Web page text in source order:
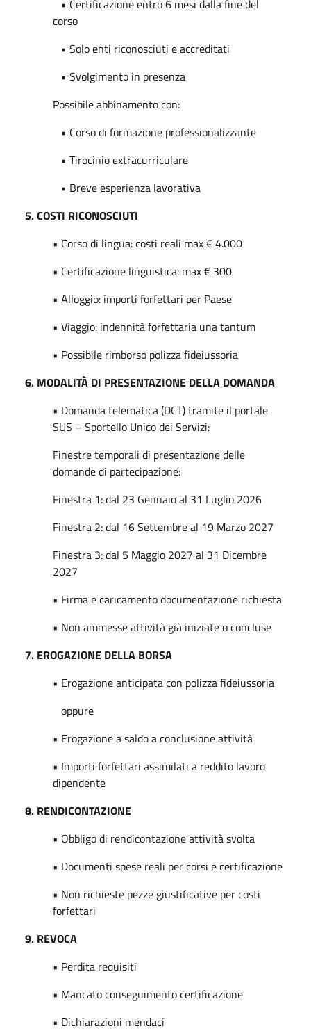
• Certificazione entro 6 mesi dalla fine del
corso
• Solo enti riconosciuti e accreditati
• Svolgimento in presenza
Possibile abbinamento con:
• Corso di formazione professionalizzante
• Tirocinio extracurriculare
• Breve esperienza lavorativa
5. COSTI RICONOSCIUTI
• Corso di lingua: costi reali max € 4.000
• Certificazione linguistica: max € 300
• Alloggio: importi forfettari per Paese
• Viaggio: indennità forfettaria una tantum
• Possibile rimborso polizza fideiussoria
6. MODALITÀ DI PRESENTAZIONE DELLA DOMANDA
• Domanda telematica (DCT) tramite il portale
SUS – Sportello Unico dei Servizi:
Finestre temporali di presentazione delle
domande di partecipazione:
Finestra 1: dal 23 Gennaio al 31 Luglio 2026
Finestra 2: dal 16 Settembre al 19 Marzo 2027
Finestra 3: dal 5 Maggio 2027 al 31 Dicembre
2027
• Firma e caricamento documentazione richiesta
• Non ammesse attività già iniziate o concluse
7. EROGAZIONE DELLA BORSA
• Erogazione anticipata con polizza fideiussoria
oppure
• Erogazione a saldo a conclusione attività
• Importi forfettari assimilati a reddito lavoro
dipendente
8. RENDICONTAZIONE
• Obbligo di rendicontazione attività svolta
• Documenti spese reali per corsi e certificazione
• Non richieste pezze giustificative per costi
forfettari
9. REVOCA
• Perdita requisiti
• Mancato conseguimento certificazione
• Dichiarazioni mendaci